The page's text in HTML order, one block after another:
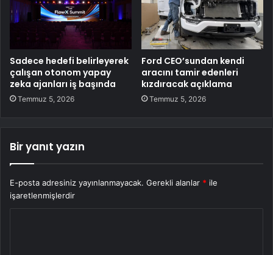
Sadece hedefi belirleyerek
çalışan otonom yapay
zeka ajanları iş başında
Temmuz 5, 2026
Ford CEO’sundan kendi
aracını tamir edenleri
kızdıracak açıklama
Temmuz 5, 2026
Bir yanıt yazın
E-posta adresiniz yayınlanmayacak. Gerekli alanlar * ile
işaretlenmişlerdir